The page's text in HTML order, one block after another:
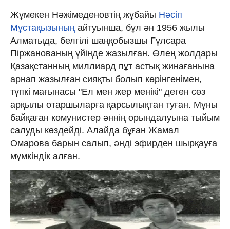
Жұмекен Нәжімеденовтің жұбайы Нәсіп
Мұстақызының айтуынша, бұл ән 1956 жылы
Алматыда, белгілі шаңқобызшы Гүлсара
Піржанованың үйінде жазылған. Өлең жолдары
Қазақстанның миллиард пұт астық жинағанына
арнап жазылған сияқты болып көрінгенімен,
түпкі мағынасы "Ел мен жер менікі" деген сөз
арқылы отаршыларға қарсылықтан туған. Мұны
байқаған комунистер әннің орындалуына тыйым
салуды көздейді. Алайда бұған Жамал
Омарова барын салып, әнді эфирден шырқауға
мүмкіндік алған.